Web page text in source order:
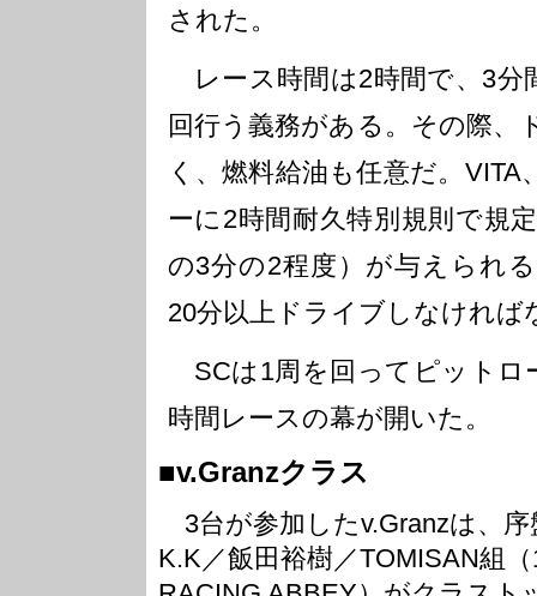
された。
レース時間は2時間で、3分
回行う義務がある。その際、
く、燃料給油も任意だ。
ーに2時間耐久特別規則で規
の3分の2程度）が与えられ
20分以上ドライブしなければ
SCは1周を回ってピットロ
時間レースの幕が開いた。
■v.Granzクラス
3台が参加したv.Granzは、
K.K／飯田裕樹／TOMISAN組